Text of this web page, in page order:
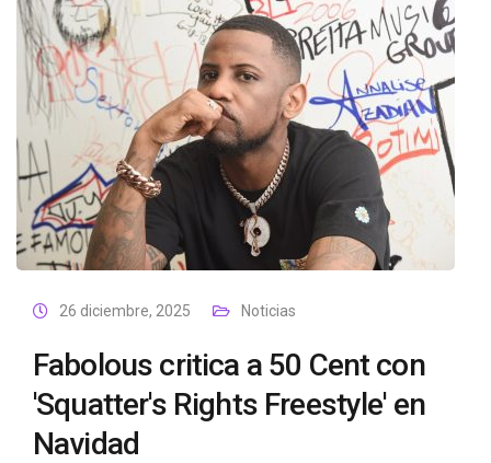
26 diciembre, 2025 Noticias
Fabolous critica a 50 Cent con
'Squatter's Rights Freestyle' en
Navidad